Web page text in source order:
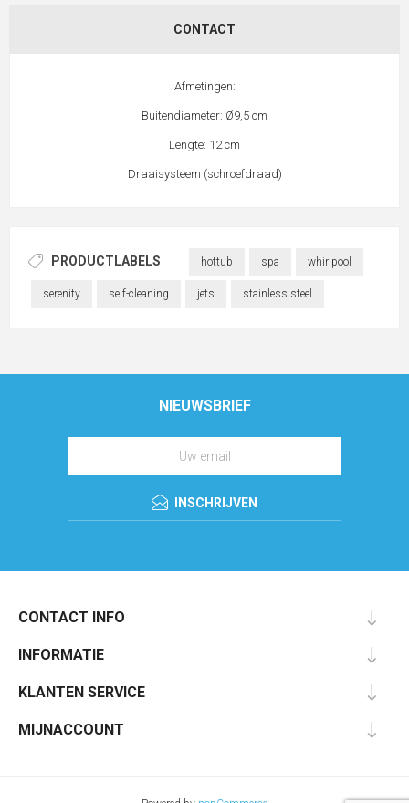
CONTACT
Afmetingen:
Buitendiameter: Ø9,5 cm
Lengte: 12 cm
Draaisysteem (schroefdraad)
PRODUCTLABELS hottub spa whirlpool
serenity self-cleaning jets stainless steel
NIEUWSBRIEF
INSCHRIJVEN
CONTACT INFO
INFORMATIE
KLANTEN SERVICE
MIJNACCOUNT